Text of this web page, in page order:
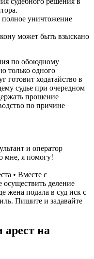
уничтожение
может быть взыскано
по обоюдному
только одного
готовит ходатайство в
судье при очередном
прошение
по причине
и оператор
мне, я помогу!
• Вместе с
деление
жена подала в суд иск с
Пишите и задавайте
арест на